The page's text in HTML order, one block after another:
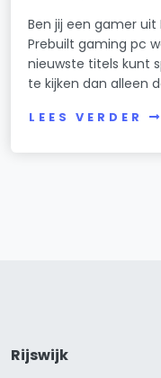
Ben jij een gamer uit
Prebuilt gaming pc
nieuwste titels kunt
te kijken dan alleen
LEES VERDER
Rijswijk